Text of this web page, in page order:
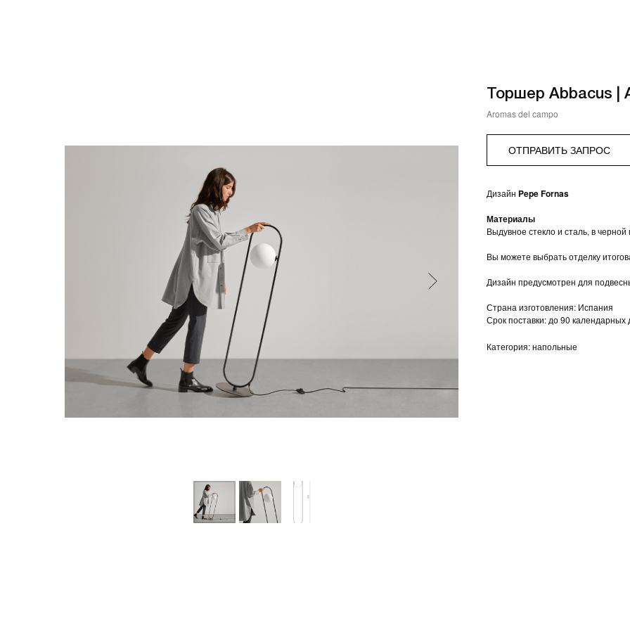
Торшер Abbacus |
Aromas del campo
ОТПРАВИТЬ ЗАПРОС
Дизайн Pepe Fornas
Материалы
Выдувное стекло и сталь, в
Вы можете выбрать отделку
Дизайн предусмотрен для
Страна изготовления: Испания
Срок поставки: до 90 календарных
Категория: напольные